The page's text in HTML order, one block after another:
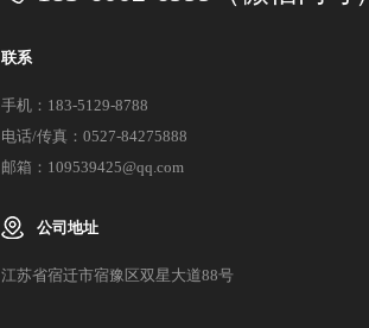
联系
手机：183-5129-8788
电话/传真：0527-84275888
邮箱：109539425@qq.com
公司地址
江苏省宿迁市宿豫区双星大道88号